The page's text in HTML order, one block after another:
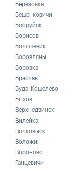
Березовка
Бешенковичи
Бобруйск
Борисов
Большевик
Боровляны
Боровка
Браслав
Буда-Кошелево
Быхов
Верхнедвинск
Вилейка
Волковыск
Воложин
Вороново
Ганцевичи